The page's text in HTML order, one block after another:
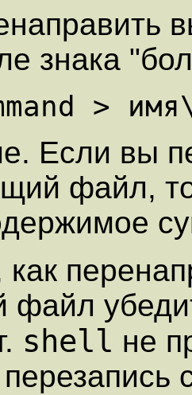
знака
Если вы
файл,
файл
shell не